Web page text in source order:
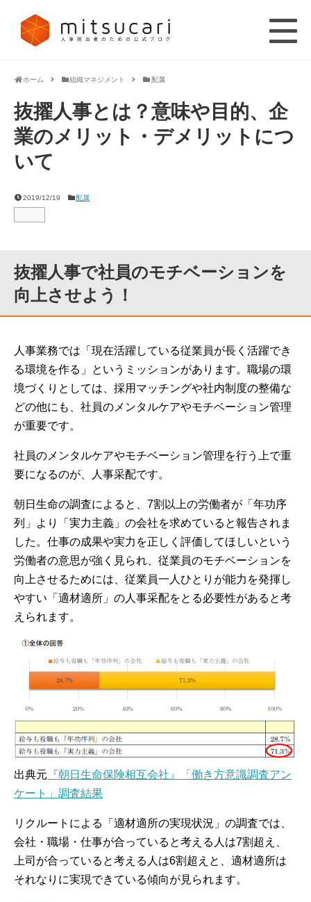
ホーム 組織マネジメント 配属
抜擢人事とは？意味や目的、企
業のメリット・デメリットにつ
いて
2019/12/19 配属
抜擢人事で社員のモチベーションを
向上させよう！
人事業務では「現在活躍している従業員が長く活躍でき
る環境を作る」というミッションがあります。職場の環
境づくりとしては、採用マッチングや社内制度の整備な
どの他にも、社員のメンタルケアやモチベーション管理
が重要です。
社員のメンタルケアやモチベーション管理を行う上で重
要になるのが、人事采配です。
朝日生命の調査によると、7割以上の労働者が「年功序
列」より「実力主義」の会社を求めていると報告されま
した。仕事の成果や実力を正しく評価してほしいという
労働者の意思が強く見られ、従業員のモチベーションを
向上させるためには、従業員一人ひとりが能力を発揮し
やすい「適材適所」の人事采配をとる必要性があると考
えられます。
出典元 『朝日生命保険相互会社』「働き方意識調査アン
ケート」調査結果
リクルートによる「適材適所の実現状況」の調査では、
会社・職場・仕事が合っていると考える人は7割超え、
上司が合っていると考える人は6割超えと、適材適所は
それなりに実現できている傾向が見られます。